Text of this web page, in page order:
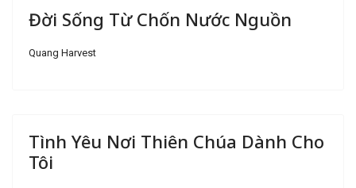
Đời Sống Từ Chốn Nước Nguồn
Quang Harvest
Tình Yêu Nơi Thiên Chúa Dành Cho
Tôi